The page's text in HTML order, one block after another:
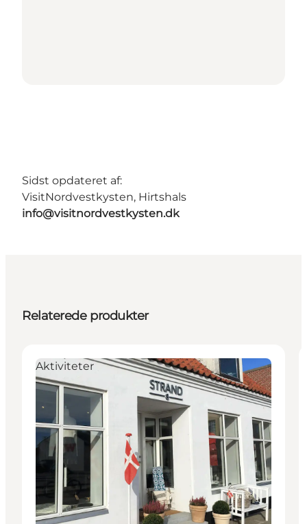
Sidst opdateret af:
VisitNordvestkysten, Hirtshals
info@visitnordvestkysten.dk
Relaterede produkter
Aktiviteter